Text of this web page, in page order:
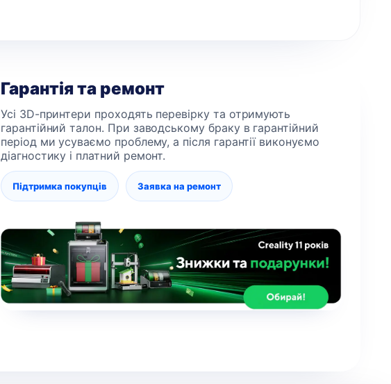
Гарантія та ремонт
Усі 3D-принтери проходять перевірку та отримують
гарантійний талон. При заводському браку в гарантійний
період ми усуваємо проблему, а після гарантії виконуємо
діагностику і платний ремонт.
Підтримка покупців Заявка на ремонт